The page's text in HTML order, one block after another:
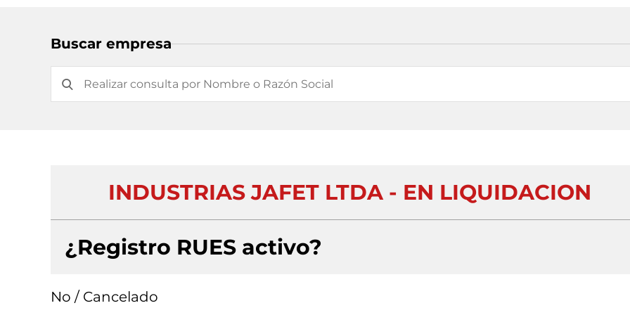
Buscar empresa
INDUSTRIAS JAFET LTDA - EN LIQUIDACION
¿Registro RUES activo?
No / Cancelado